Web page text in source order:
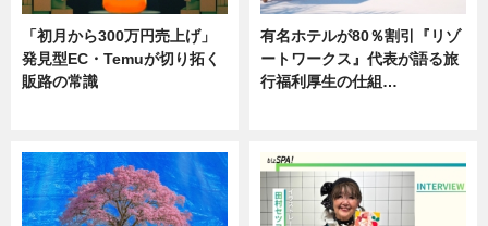
「初月から300万円売上げ」
発見型EC・Temuが切り拓く
販路の常識
有名ホテルが80％割引『リゾ
ートワークス』代表が語る旅
行福利厚生の仕組…